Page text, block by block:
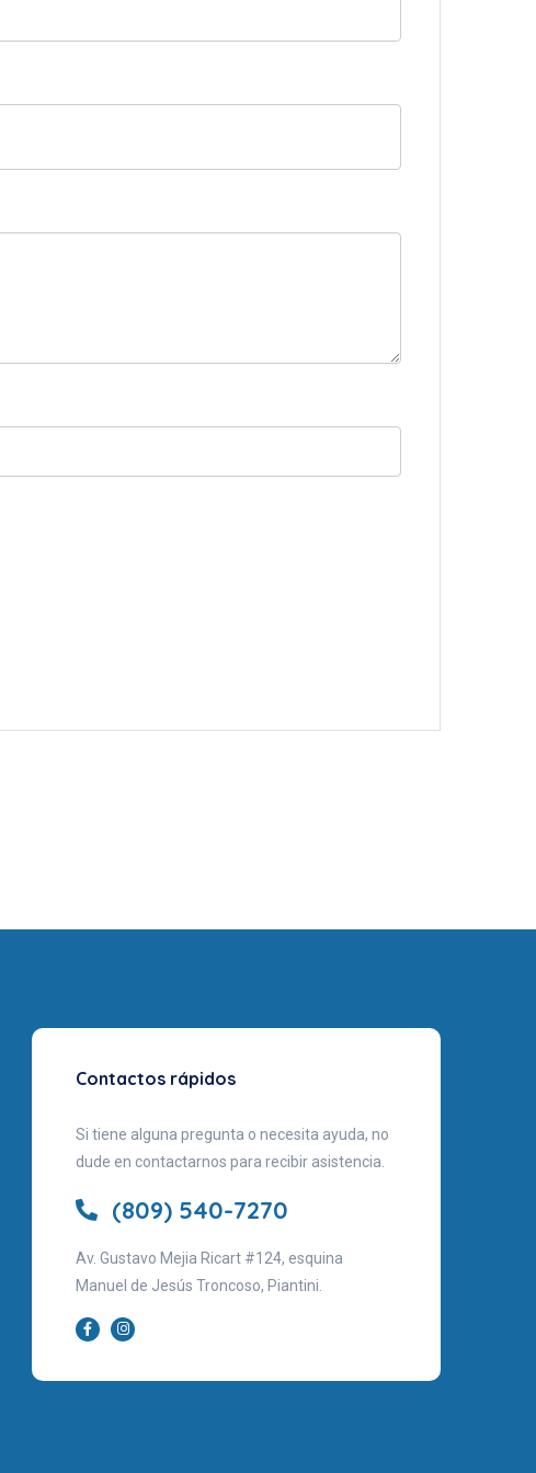
Contactos rápidos
Si tiene alguna pregunta o necesita ayuda, no
dude en contactarnos para recibir asistencia.
(809) 540-7270
Av. Gustavo Mejia Ricart #124, esquina
Manuel de Jesús Troncoso, Piantini.